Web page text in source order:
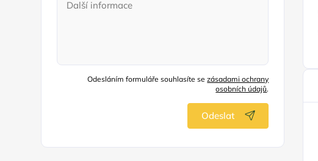
Odesláním formuláře souhlasíte sezásadami ochrany
osobních údajů.
Odeslat